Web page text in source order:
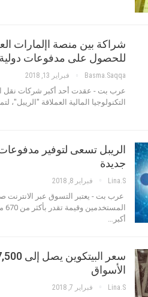
شراكة بين منصة اإلمارات
للحصول على مدفوعات
Basma.saqqa فبراير 13, 2018
عرب بت - عقدت أحد أكبر شركات نقل
التكنولوجيا المالية العملاقة
الريبل تسعى لتوفير
جديدة
Lina.s فبراير 8, 2018
عرب بت - يعتبر التسوق عبر الانترنت
أكبر…
الأسواق
Lina.s فبراير 7, 2018